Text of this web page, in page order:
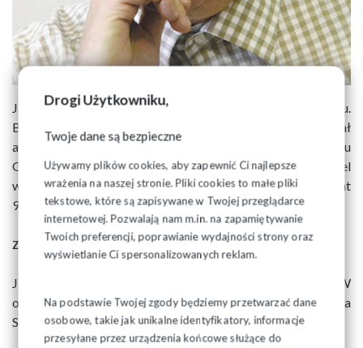
Drogi Użytkowniku,
Twoje dane są bezpieczne
Używamy plików cookies, aby zapewnić Ci najlepsze
wrażenia na naszej stronie. Pliki cookies to małe pliki
tekstowe, które są zapisywane w Twojej przeglądarce
internetowej. Pozwalają nam m.in. na zapamiętywanie
Twoich preferencji, poprawianie wydajności strony oraz
wyświetlanie Ci spersonalizowanych reklam.
Na podstawie Twojej zgody będziemy przetwarzać dane
osobowe, takie jak unikalne identyfikatory, informacje
przesyłane przez urządzenia końcowe służące do
Jacek Rybicki urodził się w Gdańsku 25 marca 1959 roku.
Był absolwentem IX LO w Gdańsku. W 1983 uzyskał
absolutorium na Wydziale Humanistycznym Uniwersytetu
Gdańskiego. W latach 1984–1985 pracował jako nauczyciel
w V Liceum Ogólnokształcącym w Gdańsku. Na początku lat
90. był redaktorem naczelnym „Przeglądu Oświatowego”.
Zasłużony dla NSZZ „Solidarność”
Jacek Rybicki to ważna postać dla NSZZ „Solidarność”. W
okresie 1980–1981 należał do Niezależnego Zrzeszenia
Studentów, następnie działał w podziemnej Solidarności.